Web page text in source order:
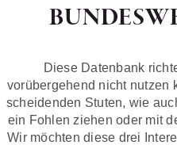
Diese Datenbank
vorübergehend nicht nutzen
scheidenden Stuten, wie
ein Fohlen ziehen oder mit
Wir möchten diese drei